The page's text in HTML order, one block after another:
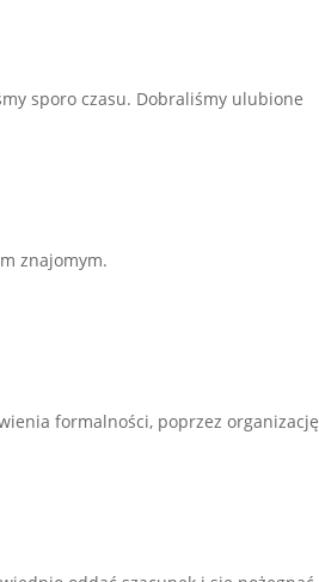
sporo czasu. Dobraliśmy ulubione
znajomym.
formalności, poprzez organizację